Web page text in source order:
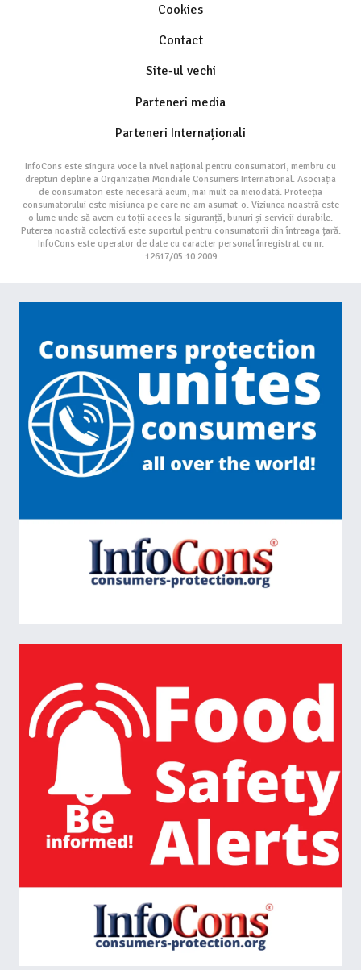
Cookies
Contact
Site-ul vechi
Parteneri media
Parteneri Internaționali
InfoCons este singura voce la nivel național pentru consumatori, membru cu
drepturi depline a Organizației Mondiale Consumers International. Asociația
de consumatori este necesară acum, mai mult ca niciodată. Protecția
consumatorului este misiunea pe care ne-am asumat-o. Viziunea noastră este
o lume unde să avem cu toții acces la siguranță, bunuri și servicii durabile.
Puterea noastră colectivă este suportul pentru consumatorii din întreaga țară.
InfoCons este operator de date cu caracter personal înregistrat cu nr.
12617/05.10.2009